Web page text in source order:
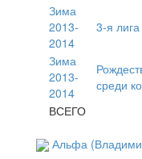
Зима
2013-
2014
3-я
Зима
2013-
2014
среди
ВСЕГО
Альфа